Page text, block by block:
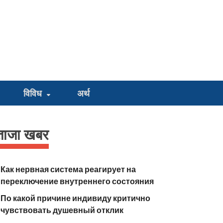
विविध अर्थ
खबर
Как нервная система реагирует на
переключение внутреннего состояния
По какой причине индивиду критично
чувствовать душевный отклик